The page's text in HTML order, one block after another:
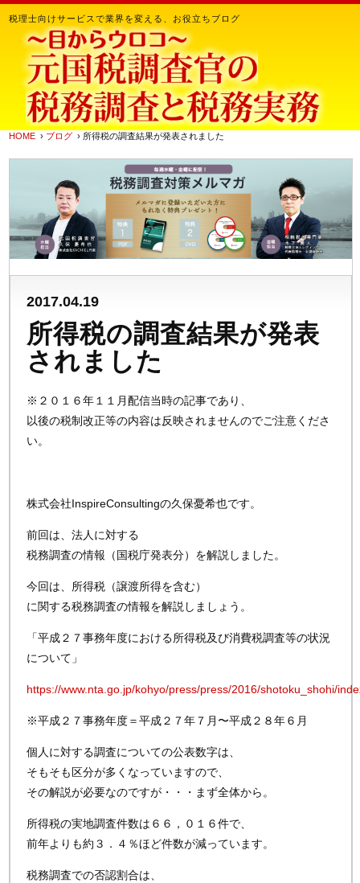
税理士向けサービスで業界を変える、お役立ちブログ
HOME › ブログ › 所得税の調査結果が発表されました
2017.04.19
所得税の調査結果が発表
されました
※２０１６年１１月配信当時の記事であり、
以後の税制改正等の内容は反映されませんのでご注意くださ
い。
株式会社InspireConsultingの久保憂希也です。
前回は、法人に対する
税務調査の情報（国税庁発表分）を解説しました。
今回は、所得税（譲渡所得を含む）
に関する税務調査の情報を解説しましょう。
「平成２７事務年度における所得税及び消費税調査等の状況
について」
https://www.nta.go.jp/kohyo/press/press/2016/shotoku_shohi/
※平成２７事務年度＝平成２７年７月〜平成２８年６月
個人に対する調査についての公表数字は、
そもそも区分が多くなっていますので、
その解説が必要なのですが・・・まず全体から。
所得税の実地調査件数は６６，０１６件で、
前年よりも約３．４％ほど件数が減っています。
税務調査での否認割合は、